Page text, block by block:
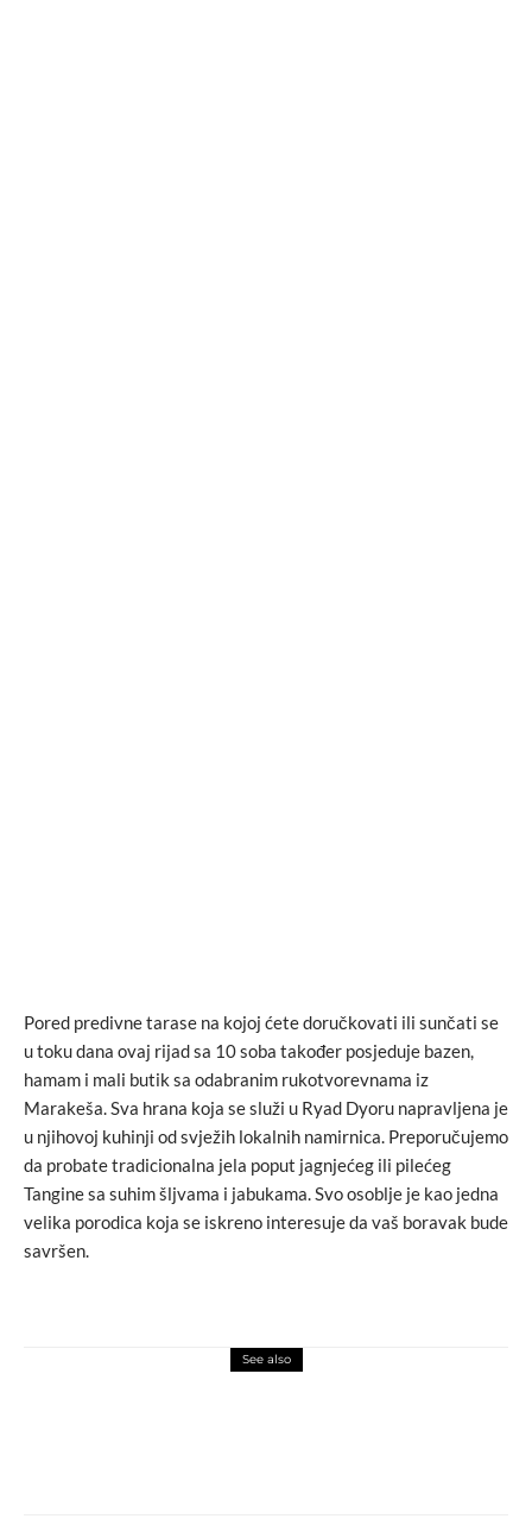
Pored predivne tarase na kojoj ćete doručkovati ili sunčati se
u toku dana ovaj rijad sa 10 soba također posjeduje bazen,
hamam i mali butik sa odabranim rukotvorevnama iz
Marakeša. Sva hrana koja se služi u Ryad Dyoru napravljena je
u njihovoj kuhinji od svježih lokalnih namirnica. Preporučujemo
da probate tradicionalna jela poput jagnjećeg ili pilećeg
Tangine sa suhim šljvama i jabukama. Svo osoblje je kao jedna
velika porodica koja se iskreno interesuje da vaš boravak bude
savršen.
See also